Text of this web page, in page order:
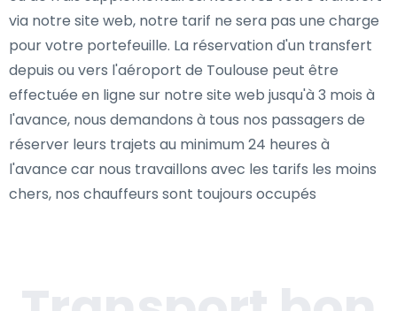
via notre site web, notre tarif ne sera pas une charge
pour votre portefeuille. La réservation d'un transfert
depuis ou vers l'aéroport de Toulouse peut être
effectuée en ligne sur notre site web jusqu'à 3 mois à
l'avance, nous demandons à tous nos passagers de
réserver leurs trajets au minimum 24 heures à
l'avance car nous travaillons avec les tarifs les moins
chers, nos chauffeurs sont toujours occupés